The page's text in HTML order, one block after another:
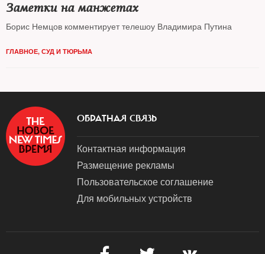
Заметки на манжетах
Борис Немцов комментирует телешоу Владимира Путина
ГЛАВНОЕ, СУД И ТЮРЬМА
ОБРАТНАЯ СВЯЗЬ
Контактная информация
Размещение рекламы
Пользовательское соглашение
Для мобильных устройств